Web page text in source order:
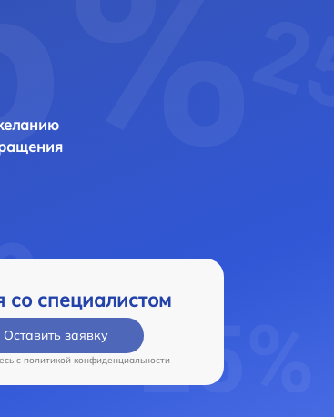
со специалистом
Оставить заявку
c политикой конфиденциальности